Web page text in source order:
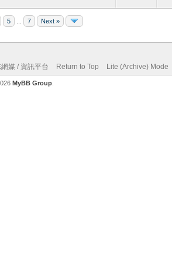
5 7 Next »
媒 / 資訊平台 Return to Top Lite (Archive) Mode
MyBB Group